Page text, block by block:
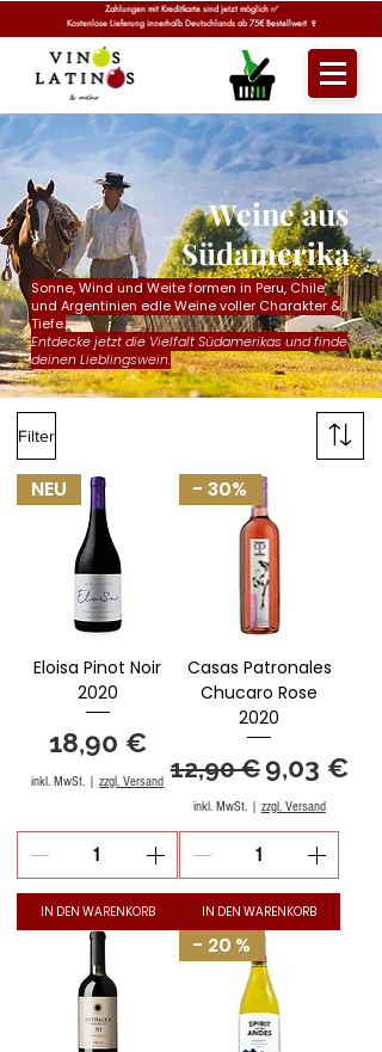
Zahlungen mit Kreditkarte sind jetzt möglich ✅
Kostenlose Lieferung innerhalb Deutschlands ab 75€ Bestellwert 🍷
Weine aus
Südamerika
Sonne, Wind und Weite formen in Peru, Chile
und Argentinien edle Weine voller Charakter &
Tiefe.
Entdecke jetzt die Vielfalt Südamerikas und finde
deinen Lieblingswein.
Filter
NEU
Eloisa Pinot Noir
2020
Preis
18,90 €
inkl. MwSt. |zzgl. Versand
IN DEN WARENKORB
- 30%
Casas Patronales
Chucaro Rose
2020
Standardpreis
12,90 €Sale-Preis
9,03 €
inkl. MwSt.| zzgl. Versand
IN DEN WARENKORB
- 20 %